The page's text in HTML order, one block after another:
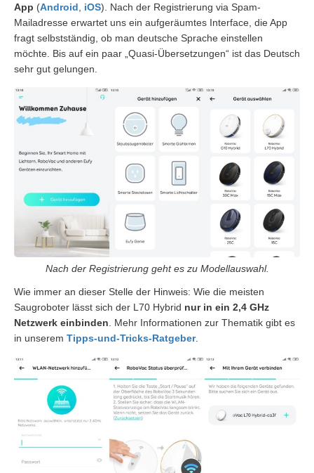
App (Android iOS). Nach der Registrierung via Spam-
Mailadresse erwartet uns ein aufgeräumtes Interface, die App
fragt selbstständig, ob man deutsche Sprache einstellen
möchte. Bis auf ein paar „Quasi-Übersetzungen“ ist das Deutsch
sehr gut gelungen.
Nach der Registrierung geht es zu Modellauswahl.
Wie immer an dieser Stelle der Hinweis: Wie die meisten
Saugroboter lässt sich der L70 Hybrid nur in ein 2,4 GHz
Netzwerk einbinden . Mehr Informationen zur Thematik gibt es
in unserem Tipps-und-Tricks-Ratgeber.